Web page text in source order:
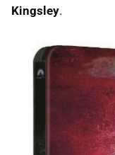
Kingsley.